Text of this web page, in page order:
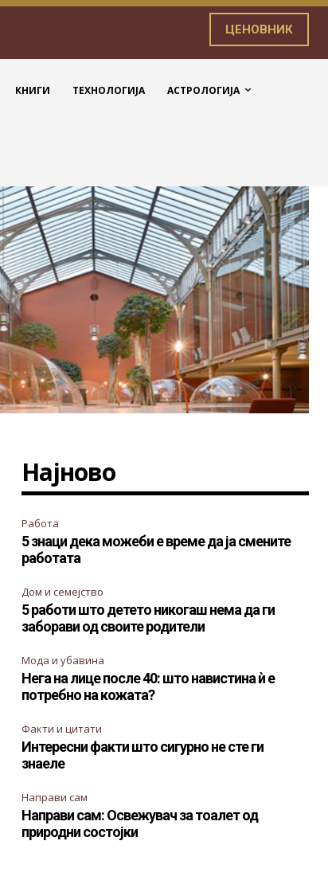
ЦЕНОВНИК
КНИГИ ТЕХНОЛОГИЈА АСТРОЛОГИЈА
Најново
Работа
5 знаци дека можеби е време да ја смените
работата
Дом и семејство
5 работи што детето никогаш нема да ги
заборави од своите родители
Мода и убавина
Нега на лице после 40: што навистина ѝ е
потребно на кожата?
Факти и цитати
Интересни факти што сигурно не сте ги
знаеле
Направи сам
Направи сам: Освежувач за тоалет од
природни состојки